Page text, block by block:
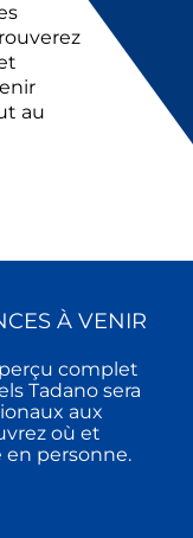
au
À VENIR
complet
Tadano sera
aux
où et
personne.